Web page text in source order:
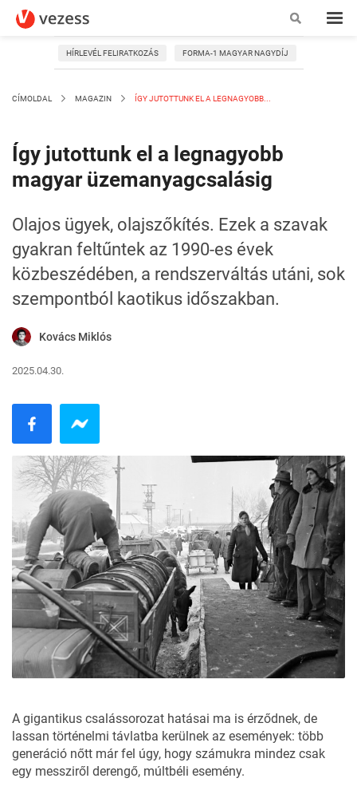
HÍRLEVÉL FELIRATKOZÁS FORMA-1 MAGYAR NAGYDÍJ
CÍMOLDAL MAGAZIN ÍGY JUTOTTUNK EL A LEGNAGYOBB...
Így jutottunk el a legnagyobb
magyar üzemanyagcsalásig
Olajos ügyek, olajszőkítés. Ezek a szavak
gyakran feltűntek az 1990-es évek
közbeszédében, a rendszerváltás utáni, sok
szempontból kaotikus időszakban.
Kovács Miklós
2025.04.30.
A gigantikus csalássorozat hatásai ma is érződnek, de
lassan történelmi távlatba kerülnek az események: több
generáció nőtt már fel úgy, hogy számukra mindez csak
egy messziről derengő, múltbéli esemény.